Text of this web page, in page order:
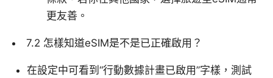
更友善。
7.2 怎樣知道eSIM是不是已正確啟用？
在設定中可看到“行動數據計畫已啟用”字樣，測試